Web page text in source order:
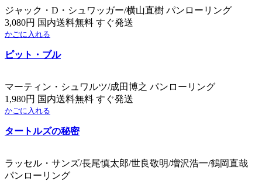
ジャック・D・シュワッガー/横山直樹 パンローリング
3,080円 国内送料無料 すぐ発送
かごに入れる
ピット・ブル
マーティン・シュワルツ/成田博之 パンローリング
1,980円 国内送料無料 すぐ発送
かごに入れる
タートルズの秘密
ラッセル・サンズ/長尾慎太郎/世良敬明/増沢浩一/鶴岡直哉
パンローリング